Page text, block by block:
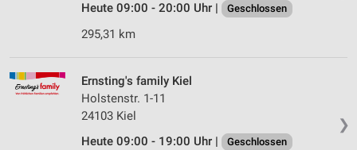
Heute 09:00 - 20:00 Uhr |
Geschlossen
295,31 km
❯
Ernsting's family Kiel
Holstenstr. 1-11
24103 Kiel
Heute 09:00 - 19:00 Uhr |
Geschlossen